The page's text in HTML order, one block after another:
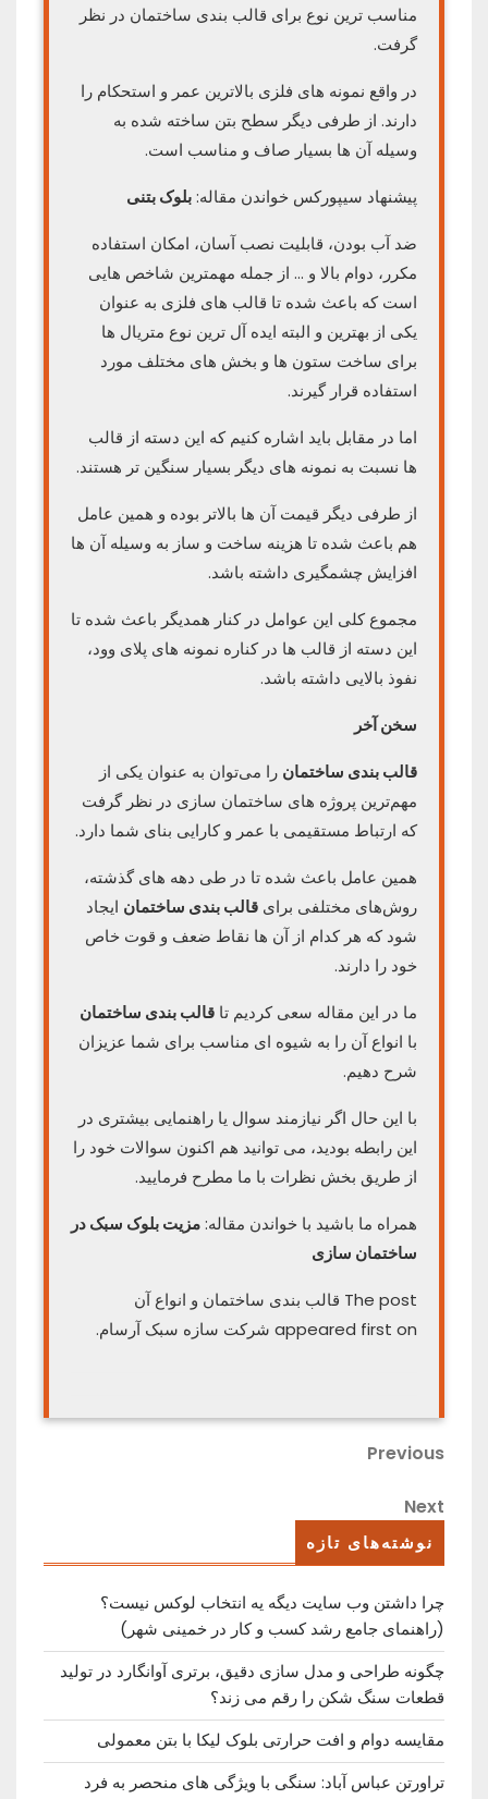
مناسب ترین نوع برای قالب بندی ساختمان در نظر
گرفت.
در واقع نمونه های فلزی بالاترین عمر و استحکام را
دارند. از طرفی دیگر سطح بتن ساخته شده به
وسیله آن ها بسیار صاف و مناسب است.
پیشنهاد سیپورکس خواندن مقاله:بلوک بتنی
ضد آب بودن، قابلیت نصب آسان، امکان استفاده
مکرر، دوام بالا و … از جمله مهمترین شاخص هایی
است که باعث شده تا قالب های فلزی به عنوان
یکی از بهترین و البته ایده آل ترین نوع متریال ها
برای ساخت ستون ها و بخش های مختلف مورد
استفاده قرار گیرند.
اما در مقابل باید اشاره کنیم که این دسته از قالب
ها نسبت به نمونه های دیگر بسیار سنگین تر هستند.
از طرفی دیگر قیمت آن ها بالاتر بوده و همین عامل
هم باعث شده تا هزینه ساخت و ساز به وسیله آن ها
افزایش چشمگیری داشته باشد.
مجموع کلی این عوامل در کنار همدیگر باعث شده تا
این دسته از قالب ها در کناره نمونه‌ های پلای وود،
نفوذ بالایی داشته باشد.
سخن آخر
قالب بندی ساختمان را می‌توان به عنوان یکی از
مهم‌ترین پروژه‌ های ساختمان سازی در نظر گرفت
که ارتباط مستقیمی با عمر و کارایی بنای شما دارد.
همین عامل باعث شده تا در طی دهه‌ های گذشته،
روش‌های مختلفی برای قالب بندی ساختمان ایجاد
شود که هر کدام از آن ها نقاط ضعف و قوت خاص
خود را دارند.
ما در این مقاله سعی کردیم تا قالب بندی ساختمان
با انواع آن را به شیوه ای مناسب برای شما عزیزان
شرح دهیم.
با این حال اگر نیازمند سوال یا راهنمایی بیشتری در
این رابطه بودید، می توانید هم اکنون سوالات خود را
از طریق بخش نظرات با ما مطرح فرمایید.
همراه ما باشید با خواندن مقاله:مزیت بلوک سبک در
ساختمان سازی
The post قالب بندی ساختمان و انواع آن
appeared first on شرکت سازه سبک آرسام.
راهبری
نوشته
Previous
Previous
Next
Next
نوشته‌های تازه
چرا داشتن وب سایت دیگه یه انتخاب لوکس نیست؟
(راهنمای جامع رشد کسب ‌و کار در خمینی ‌شهر)
چگونه طراحی و مدل سازی دقیق، برتری آوانگارد در تولید
قطعات سنگ شکن را رقم می زند؟
مقایسه دوام و افت حرارتی بلوک لیکا با بتن معمولی
تراورتن عباس آباد: سنگی با ویژگی های منحصر به فرد